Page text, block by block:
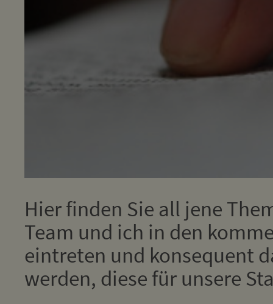
Hier finden Sie all jene
Team und ich in den
eintreten und konsequent
werden, diese für unsere